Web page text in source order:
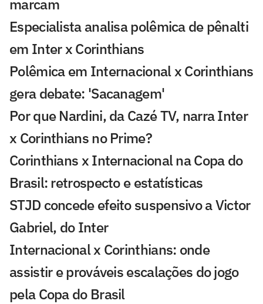
marcam
Especialista analisa polêmica de pênalti
em Inter x Corinthians
Polêmica em Internacional x Corinthians
gera debate: 'Sacanagem'
Por que Nardini, da Cazé TV, narra Inter
x Corinthians no Prime?
Corinthians x Internacional na Copa do
Brasil: retrospecto e estatísticas
STJD concede efeito suspensivo a Victor
Gabriel, do Inter
Internacional x Corinthians: onde
assistir e prováveis escalações do jogo
pela Copa do Brasil